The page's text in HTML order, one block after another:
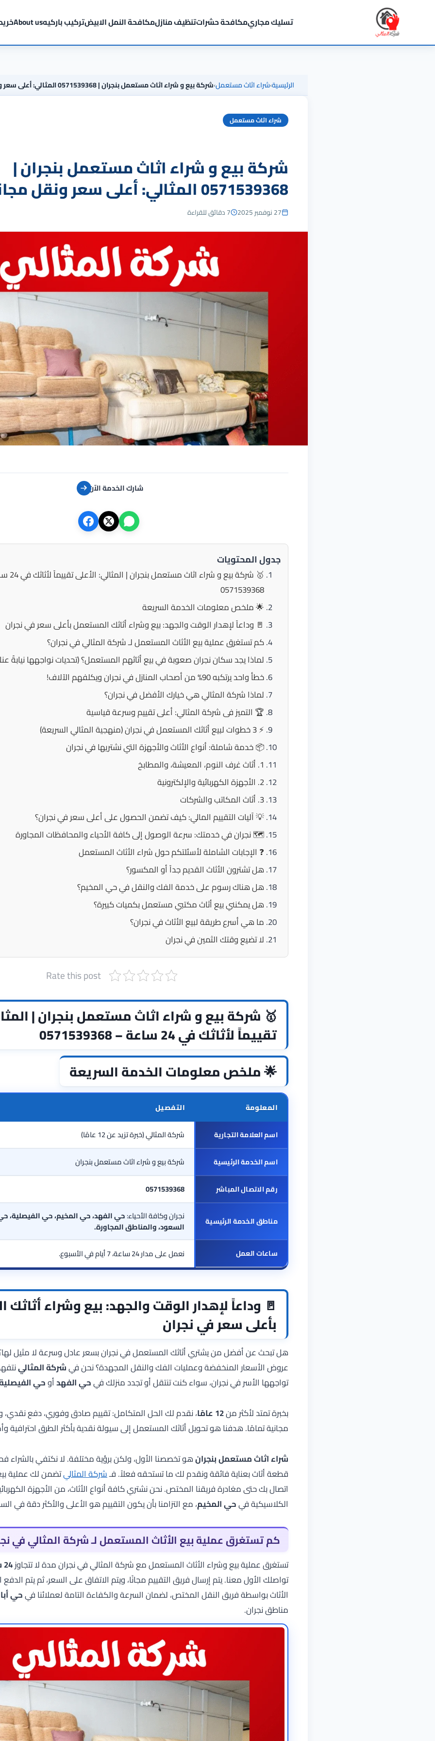
تسليك مجاريمكافحة حشراتتنظيف منازلمكافحة النمل الابيضتركيب باركيهAbout us
الرئيسية›شراء اثاث مستعمل›شركة بيع و شراء اثاث مستعمل بنجران | 0571539368 المثالي: أعلى سعر ونقل مجاني
شراء اثاث مستعمل
شركة بيع و شراء اثاث مستعمل بنجران |
0571539368 المثالي: أعلى سعر ونقل مجاني
27 نوفمبر 2025 7 دقائق للقراءة
شارك الخدمة الآن
جدول المحتويات
🥇 شركة بيع و
0571539368
🌟 ملخص معلومات الخدمة السريعة
🚪 وداعاً لإهدار الوقت والجهد: بيع وشراء أثاثك المستعمل بأعلى سعر في نجران
كم تستغرق عملية بيع الأثاث المستعمل لـ شركة المثالي في نجران؟
لماذا يجد سكان نجران صعوبة في بيع أثاثهم المستعمل؟ (تحديات نواجهها نيابةً
خطأ واحد يرتكبه 90% من أصحاب المنازل في نجران ويكلفهم الآلاف!
لماذا شركة المثالي هي خيارك الأفضل في نجران؟
🏆 التميز فى شركة المثالي: أعلى تقييم وسرعة قياسية
⚡ 3 خطوات لبيع أثاثك المستعمل في نجران (منهجية المثالي السريعة)
📦 خدمة شاملة: أنواع الأثاث والأجهزة التي نشتريها في نجران
1. أثاث غرف النوم، المعيشة، والمطابخ
2. الأجهزة الكهربائية والإلكترونية
3. أثاث المكاتب والشركات
💡 آليات التقييم المالي: كيف تضمن الحصول على أعلى سعر في نجران؟
🗺️ نجران في خدمتك: سرعة الوصول إلى كافة الأحياء والمحافظات المجاورة
❓ الإجابات الشاملة لأسئلتكم حول شراء الأثاث المستعمل
هل تشترون الأثاث القديم جداً أو المكسور؟
هل هناك رسوم على خدمة الفك والنقل في حي المخيم؟
هل يمكنني بيع أثاث مكتبي مستعمل بكميات كبيرة؟
ما هي أسرع طريقة لبيع الأثاث في نجران؟
لا تضيع وقتك الثمين في نجران
Rate this post
🥇 شركة بيع و شراء اثاث مستعمل بنجران |
تقييماً لأثاثك في 24 ساعة – 0571539368
🌟 ملخص معلومات الخدمة السريعة
المعلومة التفصيل
اسم العلامة التجارية شركة المثالي (خبرة تزيد عن 12 عامًا)
اسم الخدمة الرئيسية شركة بيع و شراء اثاث مستعمل بنجران
رقم الاتصال المباشر 0571539368
مناطق الخدمة الرئيسية نجران وكافة الأحياء:حي الفهد، حي المخيم، حي الفيصلية،
السعود، والمناطق المجاورة.
ساعات العمل نعمل على مدار 24 ساعة، 7 أيام في الأسبوع.
🚪 وداعاً لإهدار الوقت والجهد: بيع وشراء
بأعلى سعر في نجران
هل تبحث عن أفضل من يشتري أثاثك المستعمل في نجران بسعر عادل وسرعة لا مثيل
عروض الأسعار المنخفضة وعمليات الفك والنقل المجهدة؟ نحن فيشركة المثالي
تواجهها الأسر في نجران، سواء كنت تنتقل أو تجدد منزلك فيحي الفهدأوحي
بخبرة تمتد لأكثر من12 عامًا
، نقدم لك الحل المتكامل: تقييم صادق وفوري، دفع
مجانية تمامًا. هدفنا هو تحويل أثاثك المستعمل إلى سيولة نقدية بأكثر الطرق احترافية
شراء اثاث مستعمل بنجرانهو تخصصنا الأول، ولكن برؤية مختلفة. لا نكتفي بالشراء
قطعة أثاث بعناية فائقة ونقدم لك ما تستحقه فعلاً. فـشركة المثاليتضمن لك عملية
اتصال بك حتى مغادرة فريقنا المختص. نحن نشتري كافة أنواع الأثاث، من الأجهزة
الكلاسيكية فيحي المخيم، مع التزامنا بأن يكون التقييم هو الأعلى والأكثر دقة في
كم تستغرق عملية بيع الأثاث المستعمل لـ شركة المثالي في
تستغرق عملية بيع وشراء الأثاث المستعمل مع شركة المثالي في نجران مدة لا تتجاوز24 ساعة
تواصلك الأول معنا. يتم إرسال فريق التقييم مجانًا، ويتم الاتفاق على السعر، ثم يتم
الأثاث بواسطة فريق النقل المختص، لضمان السرعة والكفاءة التامة لعملائنا فيحي
مناطق نجران.